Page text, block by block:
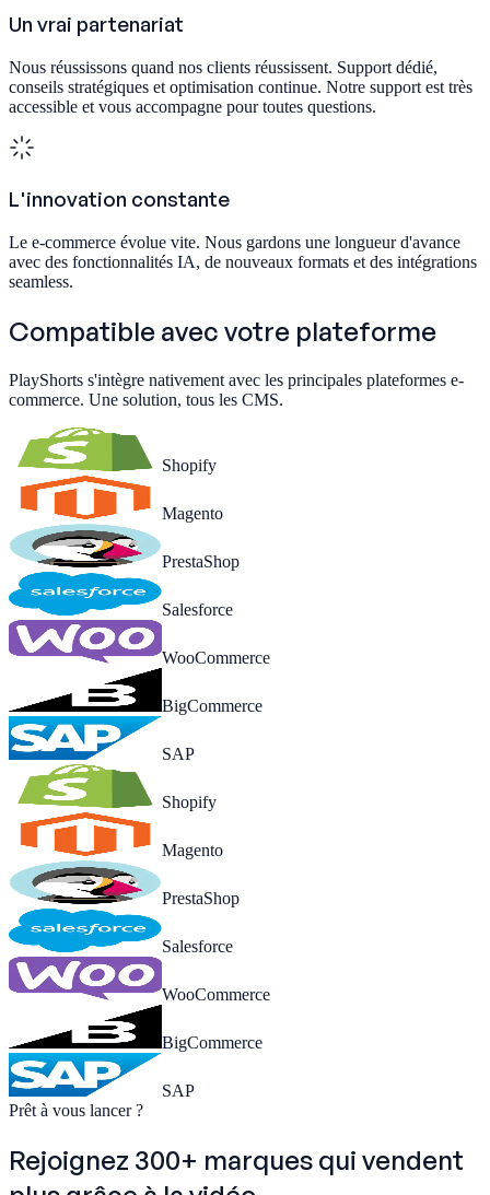
Un vrai partenariat
Nous réussissons quand nos clients réussissent. Support dédié,
conseils stratégiques et optimisation continue. Notre support est très
accessible et vous accompagne pour toutes questions.
L'innovation constante
Le e-commerce évolue vite. Nous gardons une longueur d'avance
avec des fonctionnalités IA, de nouveaux formats et des intégrations
seamless.
Compatible avec votre plateforme
PlayShorts s'intègre nativement avec les principales plateformes e-
commerce. Une solution, tous les CMS.
Shopify
Magento
PrestaShop
Salesforce
WooCommerce
BigCommerce
SAP
Shopify
Magento
PrestaShop
Salesforce
WooCommerce
BigCommerce
SAP
Prêt à vous lancer ?
Rejoignez 300+ marques qui vendent